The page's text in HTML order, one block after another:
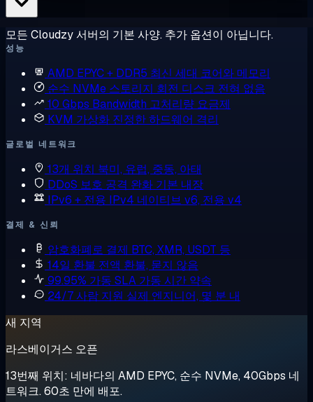
모든 Cloudzy 서버의 기본 사양. 추가 옵션이 아닙니다.
성능
AMD EPYC + DDR5 최신 세대 코어와 메모리
순수 NVMe 스토리지 회전 디스크 전혀 없음
10 Gbps Bandwidth 고처리량 요금제
KVM 가상화 진정한 하드웨어 격리
글로벌 네트워크
13개 위치 북미, 유럽, 중동, 아태
DDoS 보호 공격 완화 기본 내장
IPv6 + 전용 IPv4 네이티브 v6, 전용 v4
결제 & 신뢰
암호화폐로 결제 BTC, XMR, USDT 등
14일 환불 전액 환불, 묻지 않음
99.95% 가동 SLA 가동 시간 약속
24/7 사람 지원 실제 엔지니어, 몇 분 내
새 지역
라스베이거스 오픈
13번째 위치: 네바다의 AMD EPYC, 순수 NVMe, 40Gbps 네
트워크. 60초 만에 배포.